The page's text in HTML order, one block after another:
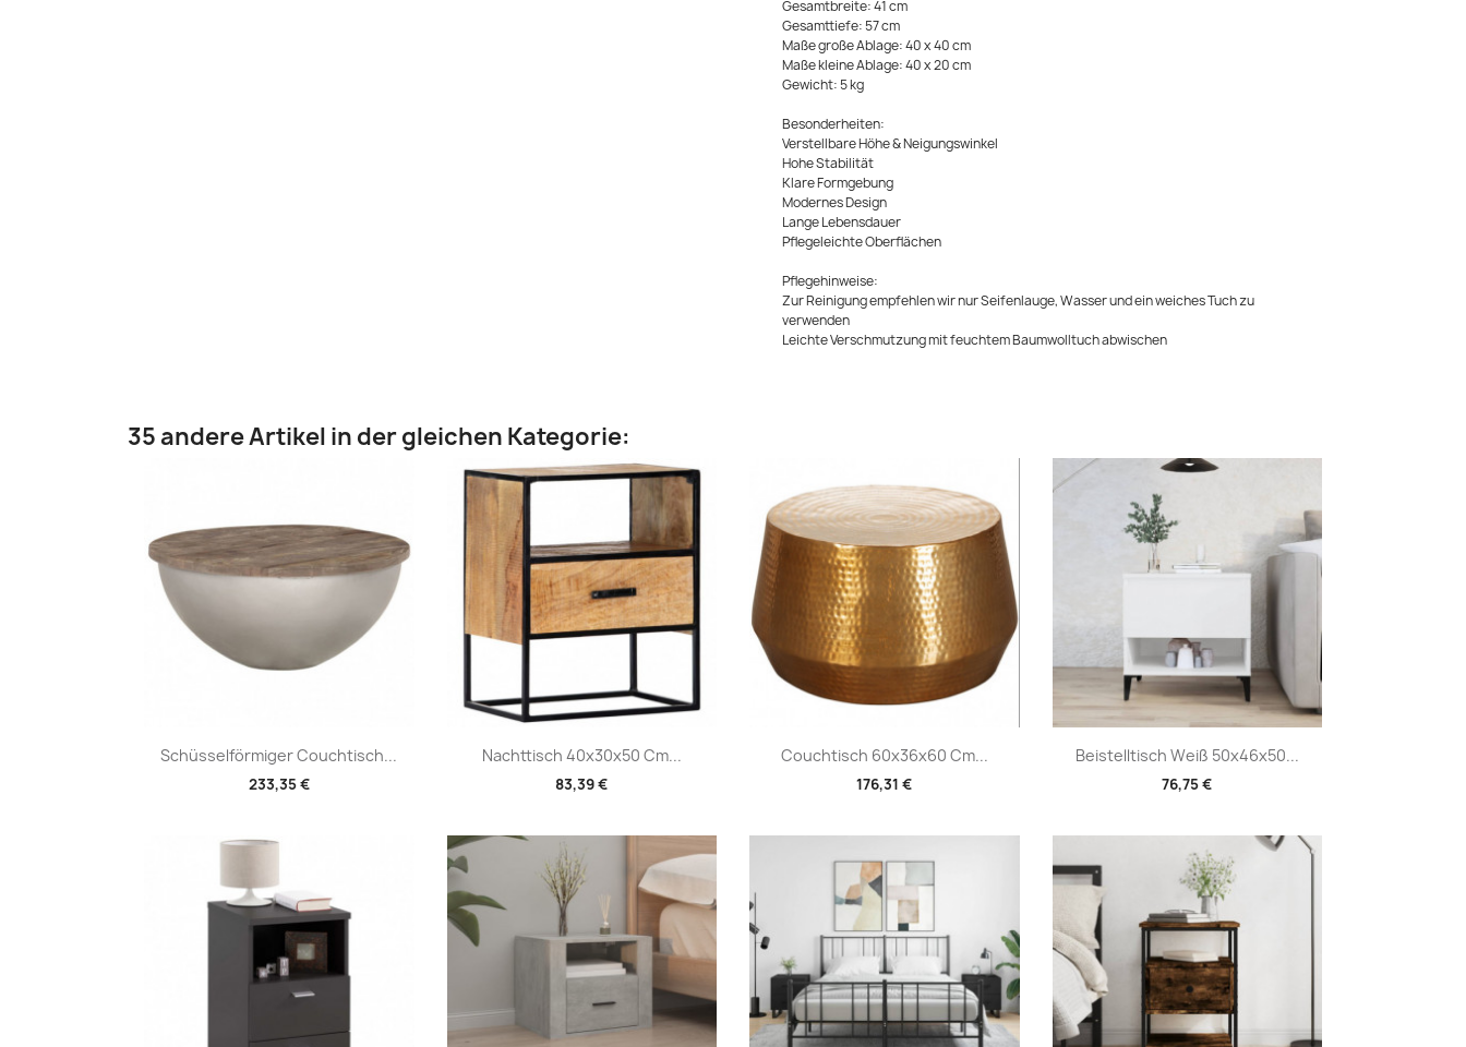
Gesamtbreite: 41 cm
Gesamttiefe: 57 cm
Maße große Ablage: 40 x 40 cm
Maße kleine Ablage: 40 x 20 cm
Gewicht: 5 kg
Besonderheiten:
Verstellbare Höhe & Neigungswinkel
Hohe Stabilität
Klare Formgebung
Modernes Design
Lange Lebensdauer
Pflegeleichte Oberflächen
Pflegehinweise:
Zur Reinigung empfehlen wir nur Seifenlauge, Wasser und ein weiches Tuch zu
verwenden
Leichte Verschmutzung mit feuchtem Baumwolltuch abwischen
35 andere Artikel in der gleichen Kategorie:
Schüsselförmiger Couchtisch...
233,35 €
Vorschau Nachttisch 40x30x50 Cm...
83,39 €
Vorschau Couchtisch 60x36x60 Cm...
176,31 €
Vorschau Beistelltisch Weiß 50x46x50...
76,75 €
Vorschau